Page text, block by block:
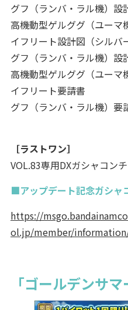
グフ（ランバ・ラル機）設
高機動型ゲルググ（ユーマ
イフリート設計図（シルバ
グフ（ランバ・ラル機）設
高機動型ゲルググ（ユーマ
イフリート要請書
グフ（ランバ・ラル機）要
［ラストワン］
VOL.83専用DXガシャコン
■アップデート記念ガシャ
https://
ol.jp/member/
「ゴールデンサ